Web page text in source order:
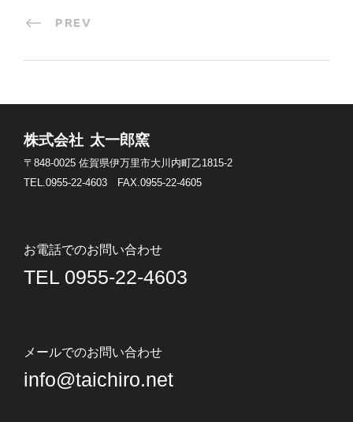
PREV
株式会社 太一郎窯
〒848-0025 佐賀県伊万里市大川内町乙1815-2
TEL.0955-22-4603 FAX.0955-22-4605
お電話でのお問い合わせ
TEL 0955-22-4603
メールでのお問い合わせ
info@taichiro.net